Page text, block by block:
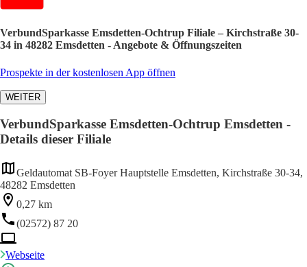
VerbundSparkasse Emsdetten-Ochtrup Filiale – Kirchstraße 30-
34 in 48282 Emsdetten - Angebote & Öffnungszeiten
Prospekte in der kostenlosen App öffnen
WEITER
VerbundSparkasse Emsdetten-Ochtrup Emsdetten -
Details dieser Filiale
Geldautomat SB-Foyer Hauptstelle Emsdetten, Kirchstraße 30-34,
48282 Emsdetten
0,27 km
(02572) 87 20
Webseite